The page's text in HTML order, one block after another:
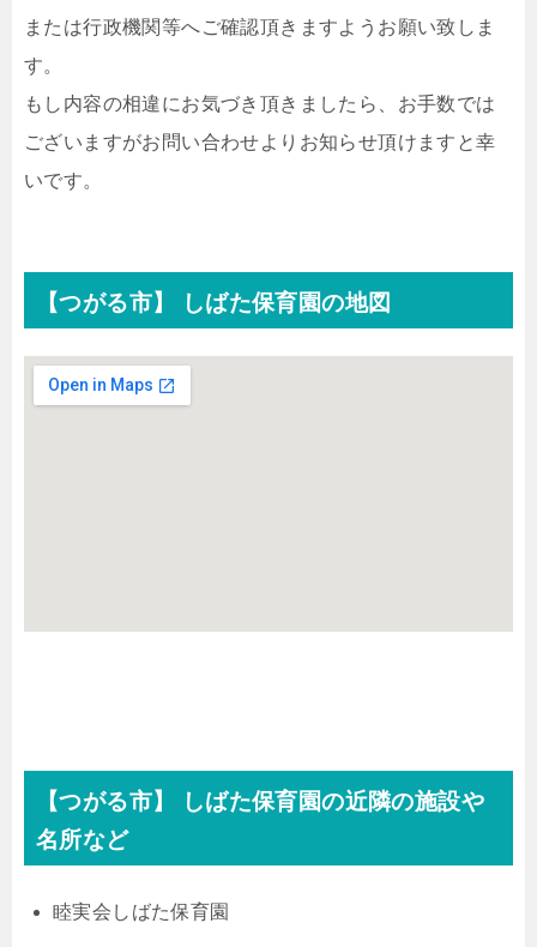
または行政機関等へご確認頂きますようお願い致しま
す。
もし内容の相違にお気づき頂きましたら、お手数では
ございますがお問い合わせよりお知らせ頂けますと幸
いです。
【つがる市】 しばた保育園の地図
【つがる市】 しばた保育園の近隣の施設や
名所など
睦実会しばた保育園